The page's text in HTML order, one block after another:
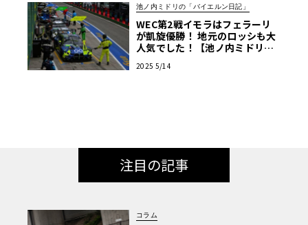
池ノ内ミドリの「バイエルン日記」
WEC第2戦イモラはフェラーリ
が凱旋優勝！ 地元のロッシも大
人気でした！【池ノ内ミドリの
2025 5/14
注目の記事
コラム